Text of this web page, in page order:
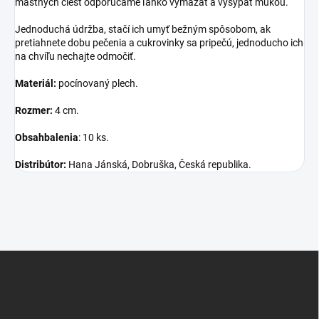
Jednoduchá údržba, stačí ich umyť bežným spôsobom, ak
pretiahnete dobu pečenia a cukrovinky sa pripečú, jednoducho ich
na chvíľu nechajte odmočiť.
Materiál: pocínovaný plech.
Rozmer: 4 cm.
Obsahbalenia: 10 ks.
Distribútor: Hana Jánská, Dobruška, Česká republika.